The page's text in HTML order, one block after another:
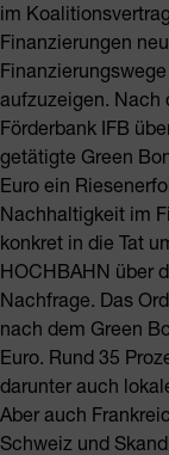
im
Finanzierungen
aufzuzeigen. Nach
Förderbank IFB
getätigte Green
Euro ein
Nachhaltigkeit im
konkret in die Tat
HOCHBAHN über
Nachfrage. Das
nach dem Green
Euro. Rund 35
darunter auch
Aber auch
Schweiz und